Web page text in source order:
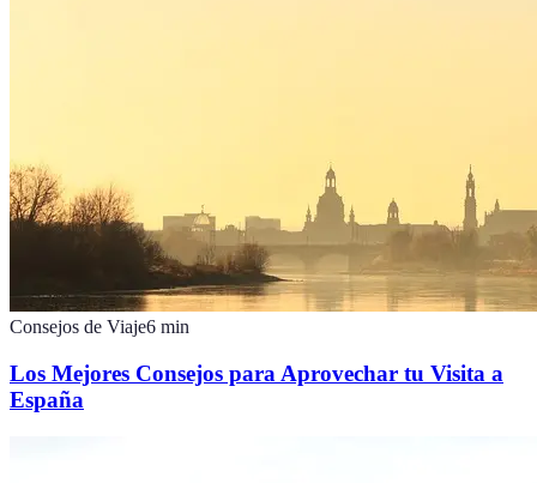
Consejos de Viaje6 min
Los Mejores Consejos para Aprovechar tu Visita a
España